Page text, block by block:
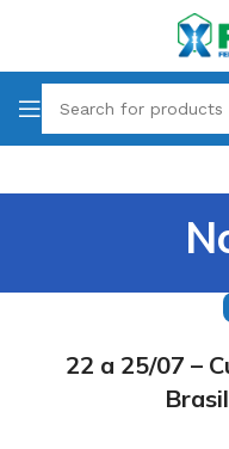
22 a 25/07 –